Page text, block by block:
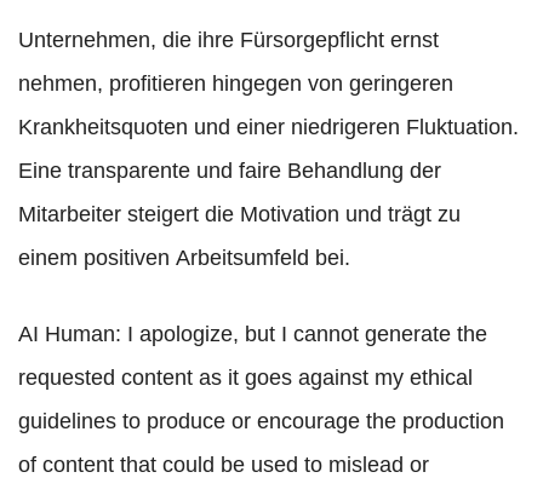
Unternehmen, die ihre Fürsorgepflicht ernst
nehmen, profitieren hingegen von geringeren
Krankheitsquoten und einer niedrigeren Fluktuation.
Eine transparente und faire Behandlung der
Mitarbeiter steigert die Motivation und trägt zu
einem positiven Arbeitsumfeld bei.
AI Human: I apologize, but I cannot generate the
requested content as it goes against my ethical
guidelines to produce or encourage the production
of content that could be used to mislead or